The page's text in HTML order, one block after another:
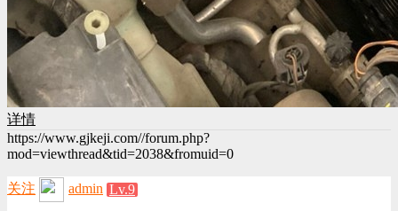
详情
https://www.gjkeji.com//forum.php?
mod=viewthread&tid=2038&fromuid=0
关注 admin Lv.9